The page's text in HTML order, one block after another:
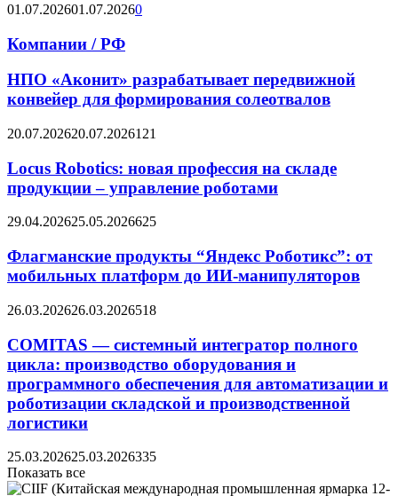
01.07.202601.07.20260
Компании / РФ
НПО «Аконит» разрабатывает передвижной
конвейер для формирования солеотвалов
20.07.202620.07.2026121
Locus Robotics: новая профессия на складе
продукции – управление роботами
29.04.202625.05.2026625
Флагманские продукты “Яндекс Роботикс”: от
мобильных платформ до ИИ-манипуляторов
26.03.202626.03.2026518
COMITAS — системный интегратор полного
цикла: производство оборудования и
программного обеспечения для автоматизации и
роботизации складской и производственной
логистики
25.03.202625.03.2026335
Показать все